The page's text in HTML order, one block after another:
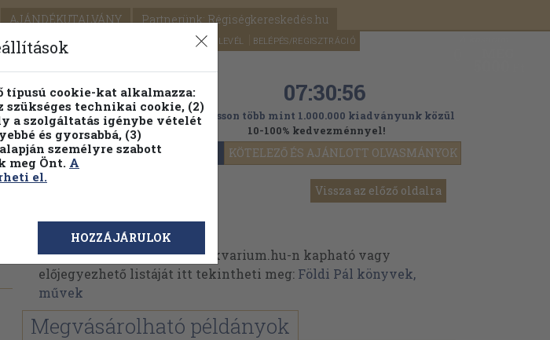
AJÁNDÉKUTALVÁNY Partnerünk: Régiségkereskedés.hu
SEGÍTSÉG HÍRLEVÉL BELÉPÉS/REGISZTRÁCIÓ
FENNTARTHATÓ OLVASMÁNYOK KÖTELEZŐ ÉS AJÁNLOTT OLVASMÁNYOK
kereső Témaköri fa 07:30:56
Válogasson több mint 1.000.000 kiadványunk közül
10-100% kedvezménnyel!
Vissza az előző oldalra
Földi Pál
Földi Pál műveinek az Antikvarium.hu-n kapható vagy
előjegyezhető listáját itt tekintheti meg: Földi Pál könyvek,
művek
Megvásárolható példányok
típusú cookie-kat alkalmazza:
szükséges technikai cookie, (2)
a szolgáltatás igénybe vételét
és gyorsabbá, (3)
személyre szabott
meg Önt. A
el.
HOZZÁJÁRULOK